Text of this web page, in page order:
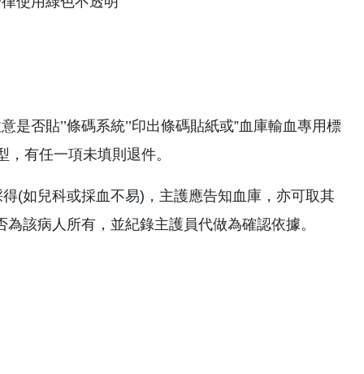
否貼’’條碼系統’’印出條碼貼紙或”血庫輸血專用標
有任一項未填則退件。
(如兒科或採血不易)，主護應告知血庫，亦可取其
該病人所有，並紀錄主護員代做為確認依據。